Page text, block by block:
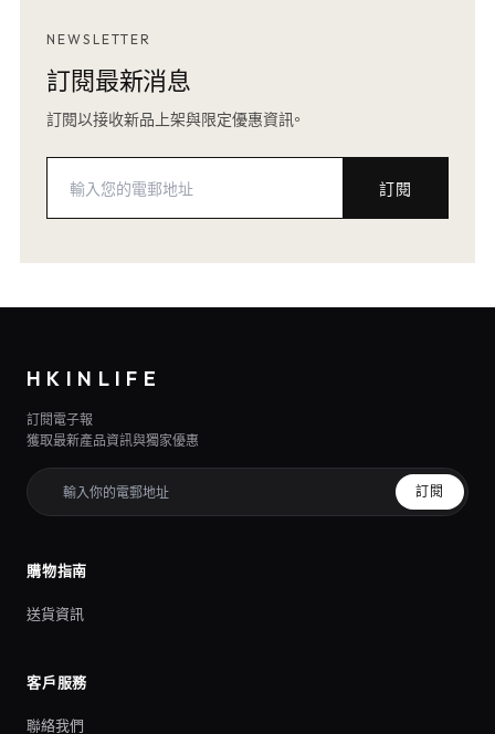
NEWSLETTER
訂閱最新消息
訂閱以接收新品上架與限定優惠資訊。
訂閱
HKINLIFE
訂閱電子報
獲取最新產品資訊與獨家優惠
訂閱
購物指南
送貨資訊
客戶服務
聯絡我們